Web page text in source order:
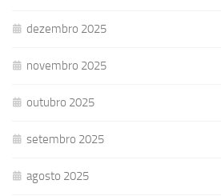
dezembro 2025
novembro 2025
outubro 2025
setembro 2025
agosto 2025